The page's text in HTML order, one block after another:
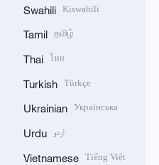
Swahili Kiswahili
Tamil தமிழ்
Thai ไทย
Turkish Türkçe
Ukrainian Українська
Urdu اردو
Vietnamese Tiếng Việt